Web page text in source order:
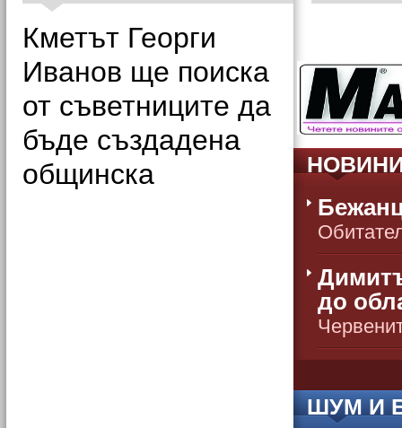
до
ШУМ И
Кметът Георги
Иванов ще поиска
от съветниците да
бъде създадена
общинска